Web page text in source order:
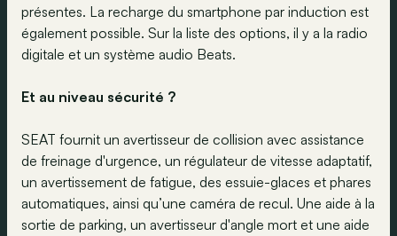
présentes. La recharge du smartphone par induction est
également possible. Sur la liste des options, il y a la radio
digitale et un système audio Beats.
Et au niveau sécurité ?
SEAT fournit un avertisseur de collision avec assistance
de freinage d'urgence, un régulateur de vitesse adaptatif,
un avertissement de fatigue, des essuie-glaces et phares
automatiques, ainsi qu’une caméra de recul. Une aide à la
sortie de parking, un avertisseur d'angle mort et une aide